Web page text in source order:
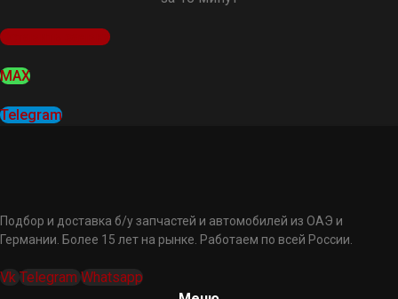
Оставить заявку
MAX
Telegram
Подбор и доставка б/у запчастей и автомобилей из ОАЭ и
Германии. Более 15 лет на рынке. Работаем по всей России.
Vk Telegram Whatsapp